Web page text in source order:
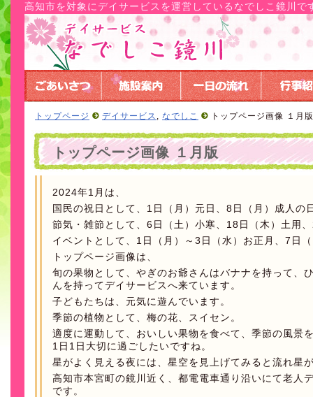
高知市を対象にデイサービスを運営しているなでしこ鏡川で
トップページ デイサービス , なでしこ トップページ画像 １月版
トップページ画像 １月版
2024年1月は、
国民の祝日として、1日（月）元日、8日（月）成人の
節気・雑節として、6日（土）小寒、18日（木）土用
イベントとして、1日（月）～3日（水）お正月、7日
トップページ画像は、
旬の果物として、やぎのお爺さんはバナナを持って、
んを持ってデイサービスへ来ています。
子どもたちは、元気に遊んでいます。
季節の植物として、梅の花、スイセン。
適度に運動して、おいしい果物を食べて、季節の風景
1日1日大切に過ごしたいですね。
星がよく見える夜には、星空を見上げてみると流れ星
高知市本宮町の鏡川近く、都電電車通り沿いにて老人
です。